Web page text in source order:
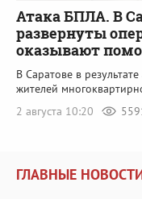
Атака БПЛА. В
развернуты
оказывают
В Саратове в
жителей
2 августа 10:20
ГЛАВНЫЕ